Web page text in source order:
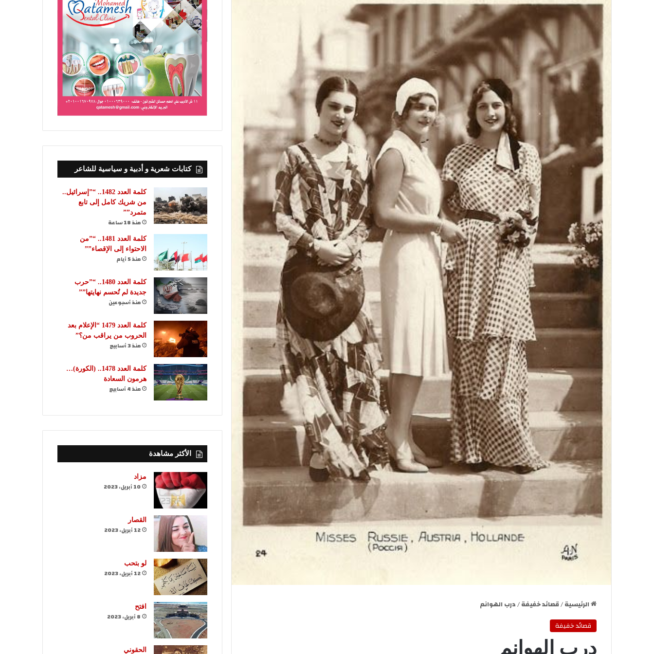
الرئيسية/قصائد خفيفة/درب الهوانم
قصائد خفيفة
درب الهوانم
كتابات شعرية و أدبية و سياسية للشاعر
كلمة العدد 1482.. “”إسرائيل..
من شريك كامل إلى تابع
متمرد””
منذ 18 ساعة
كلمة العدد 1481.. “”من
الاحتواء إلى الإقصاء””
منذ 5 أيام
كلمة العدد 1480.. “”حرب
جديدة لم تُحسم نهايتها””
منذ أسبوعين
كلمة العدد 1479 “الإعلام بعد
الحروب من يراقب من؟”
منذ 3 أسابيع
كلمة العدد 1478.. (الكورة)…
هرمون السعادة
منذ 4 أسابيع
الأكثر مشاهدة
مزاد
10 أبريل، 2023
القصار
12 أبريل، 2023
لو بتحب
12 أبريل، 2023
افتح
8 أبريل، 2023
الحقوني